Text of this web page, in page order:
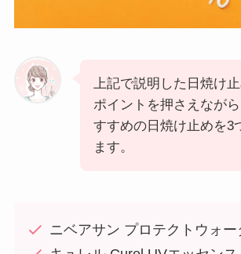
上記で説明した日焼け
ポイントを押さえなが
すすめの日焼け止めを3
ます。
ニベアサン プロテクトウォ